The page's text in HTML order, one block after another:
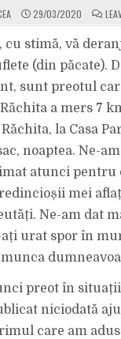
29/03/2020
cu stimă, vă
(din păcate).
sunt preotul
a mers 7
la Casa
noaptea. Ne-
atunci pentru
mei
Ne-am dat
urat spor în
preot în
niciodată
care am